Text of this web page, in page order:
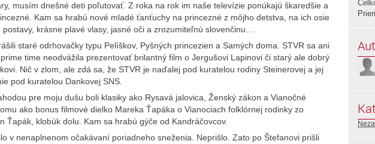
musím dnešné deti poľutovať. Z roka na rok im naše televízie ponúkajú škaredšie a
Kam sa hrabú nové mladé ťanťuchy na princezné z môjho detstva, na ich osie
postavy, krásne plavé vlasy, jasné oči a zrozumiteľnú slovenčinu…
staré odrhovačky typu Pelíškov, Pyšných princezien a Samých doma. STVR sa ani
time neodvážila prezentovať brilantný film o Jergušovi Lapinovi či starý ale dobrý
Nič v zlom, ale zdá sa, že STVR je naďalej pod kuratelou rodiny Steinerovej a jej
pod kuratelou Dankovej SNS.
pre moju dušu boli klasiky ako Rysavá jalovica, Ženský zákon a Vianočné
ako bonus filmové dielko Mareka Ťapáka o Vianociach folklórnej rodinky zo
Ťapák, klobúk dolu. Kam sa hrabú gýče od Kandráčovcov.
v nenaplnenom očakávaní poriadneho sneženia. Neprišlo. Zato po Štefanovi prišli